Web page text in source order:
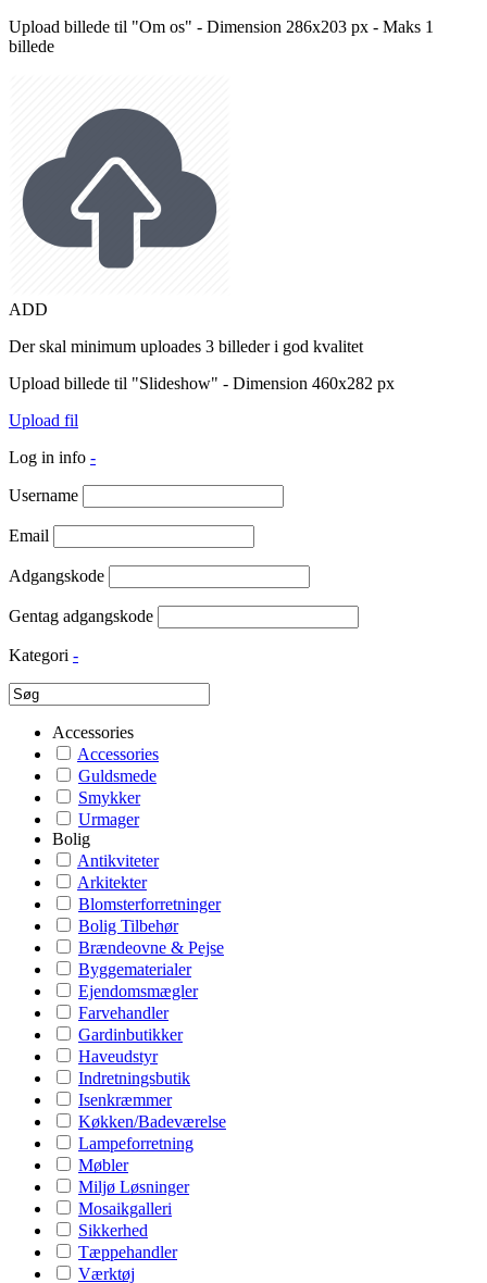
Upload billede til "Om os" - Dimension 286x203 px - Maks 1
billede
ADD
Der skal minimum uploades 3 billeder i god kvalitet
Upload billede til "Slideshow" - Dimension 460x282 px
Upload fil
Log in info -
Username
Email
Adgangskode
Gentag adgangskode
Kategori -
Accessories
Accessories
Guldsmede
Smykker
Urmager
Bolig
Antikviteter
Arkitekter
Blomsterforretninger
Bolig Tilbehør
Brændeovne & Pejse
Byggematerialer
Ejendomsmægler
Farvehandler
Gardinbutikker
Haveudstyr
Indretningsbutik
Isenkræmmer
Køkken/Badeværelse
Lampeforretning
Møbler
Miljø Løsninger
Mosaikgalleri
Sikkerhed
Tæppehandler
Værktøj